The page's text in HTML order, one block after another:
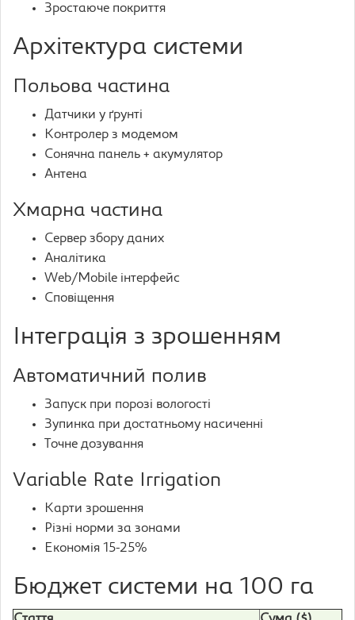
Зростаюче покриття
Архітектура системи
Польова частина
Датчики у ґрунті
Контролер з модемом
Сонячна панель + акумулятор
Антена
Хмарна частина
Сервер збору даних
Аналітика
Web/Mobile інтерфейс
Сповіщення
Інтеграція з зрошенням
Автоматичний полив
Запуск при порозі вологості
Зупинка при достатньому насиченні
Точне дозування
Variable Rate Irrigation
Карти зрошення
Різні норми за зонами
Економія 15-25%
Бюджет системи на 100 га